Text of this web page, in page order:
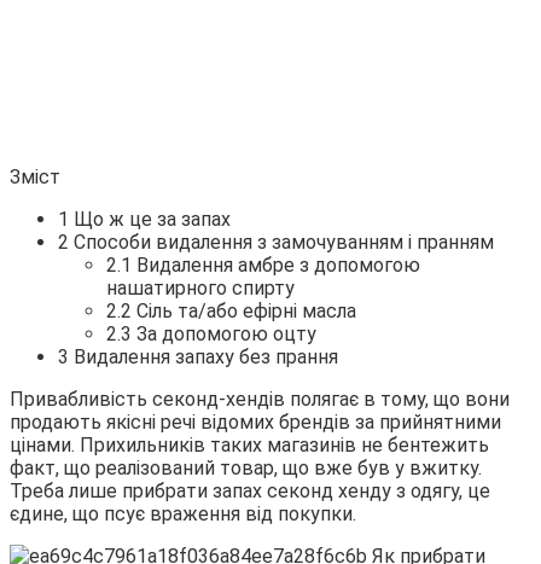
Зміст
1 Що ж це за запах
2 Способи видалення з замочуванням і пранням
2.1 Видалення амбре з допомогою
нашатирного спирту
2.2 Сіль та/або ефірні масла
2.3 За допомогою оцту
3 Видалення запаху без прання
Привабливість секонд-хендів полягає в тому, що вони
продають якісні речі відомих брендів за прийнятними
цінами. Прихильників таких магазинів не бентежить
факт, що реалізований товар, що вже був у вжитку.
Треба лише прибрати запах секонд хенду з одягу, це
єдине, що псує враження від покупки.